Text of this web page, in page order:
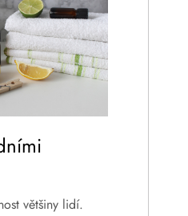
většiny lidí.